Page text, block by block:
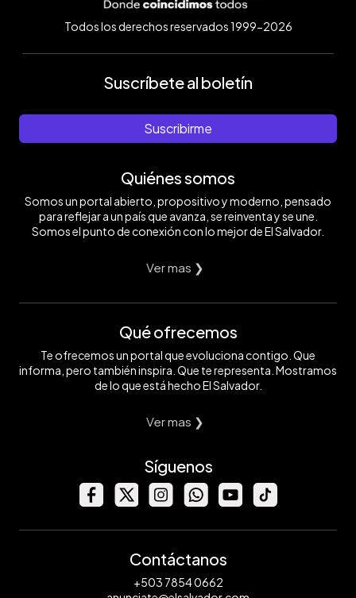
Todos los derechos reservados 1999-2026
Suscríbete al boletín
Suscribirme
Quiénes somos
Somos un portal abierto, propositivo y moderno, pensado
para reflejar a un país que avanza, se reinventa y se une.
Somos el punto de conexión con lo mejor de El Salvador.
Ver mas ❯
Qué ofrecemos
Te ofrecemos un portal que evoluciona contigo. Que
informa, pero también inspira. Que te representa. Mostramos
de lo que está hecho El Salvador.
Ver mas ❯
Síguenos
Contáctanos
+503 7854 0662